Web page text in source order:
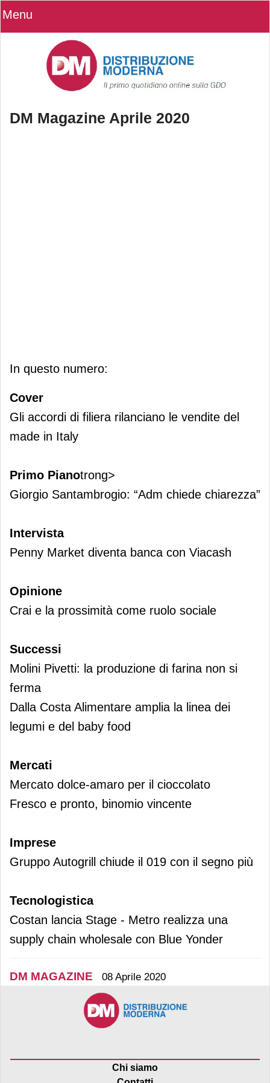
Menu
DM Magazine Aprile 2020
In questo numero:
Cover
Gli accordi di filiera rilanciano le vendite del
made in Italy
Primo Pianotrong>
Giorgio Santambrogio: “Adm chiede chiarezza”
Intervista
Penny Market diventa banca con Viacash
Opinione
Crai e la prossimità come ruolo sociale
Successi
Molini Pivetti: la produzione di farina non si
ferma
Dalla Costa Alimentare amplia la linea dei
legumi e del baby food
Mercati
Mercato dolce-amaro per il cioccolato
Fresco e pronto, binomio vincente
Imprese
Gruppo Autogrill chiude il 019 con il segno più
Tecnologistica
Costan lancia Stage - Metro realizza una
supply chain wholesale con Blue Yonder
DM MAGAZINE 08 Aprile 2020
Chi siamo